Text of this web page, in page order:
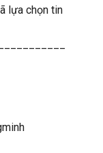
lựa chọn tin